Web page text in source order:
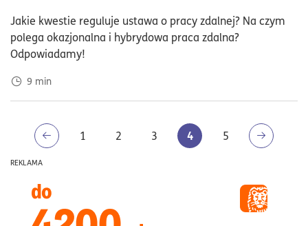
Jakie kwestie reguluje ustawa o pracy zdalnej? Na czym
polega okazjonalna i hybrydowa praca zdalna?
Odpowiadamy!
9 min
1 2 3 4 5
REKLAMA